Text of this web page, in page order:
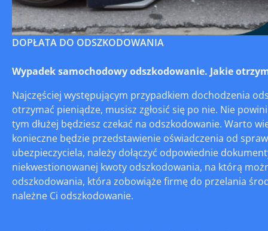
DOPŁATA DO ODSZKODOWANIA
Wypadek samochodowy odszkodowanie. Jakie
Najczęściej występującym przypadkiem dochodzenia
otrzymać pieniądze, musisz zgłosić się po nie. Nie
tym dłużej będziesz czekać na odszkodowanie. Warto
konieczne będzie przedstawienie oświadczenia od
ubezpieczyciela, należy dołączyć odpowiednie
niekwestionowanej kwoty odszkodowania, na którą
odszkodowania, która zobowiąże firmę do przelania
należne Ci odszkodowanie.